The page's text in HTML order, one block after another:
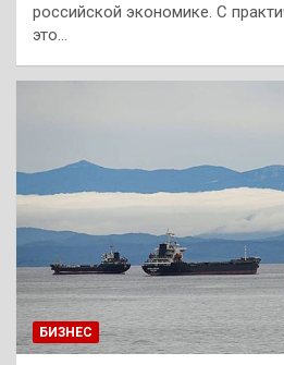
российской экономике. С
это…
БИЗНЕС